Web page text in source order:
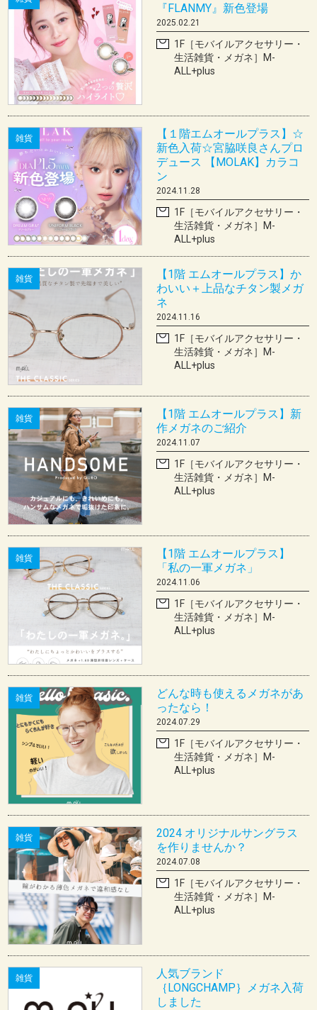
『FLANMY』新色登場
2025.02.21
1F［モバイルアクセサリー・
生活雑貨・メガネ］M-
ALL+plus
雑貨
【１階エムオールプラス】☆
新色入荷☆宮脇咲良さんプロ
デュース 【MOLAK】カラコ
ン
2024.11.28
1F［モバイルアクセサリー・
生活雑貨・メガネ］M-
ALL+plus
雑貨
【1階 エムオールプラス】か
わいい＋上品なチタン製メガ
ネ
2024.11.16
1F［モバイルアクセサリー・
生活雑貨・メガネ］M-
ALL+plus
雑貨
【1階 エムオールプラス】新
作メガネのご紹介
2024.11.07
1F［モバイルアクセサリー・
生活雑貨・メガネ］M-
ALL+plus
雑貨
【1階 エムオールプラス】
「私の一軍メガネ」
2024.11.06
1F［モバイルアクセサリー・
生活雑貨・メガネ］M-
ALL+plus
雑貨
どんな時も使えるメガネがあ
ったなら！
2024.07.29
1F［モバイルアクセサリー・
生活雑貨・メガネ］M-
ALL+plus
雑貨
2024 オリジナルサングラス
を作りませんか？
2024.07.08
1F［モバイルアクセサリー・
生活雑貨・メガネ］M-
ALL+plus
雑貨
人気ブランド
｛LONGCHAMP｝メガネ入荷
しました